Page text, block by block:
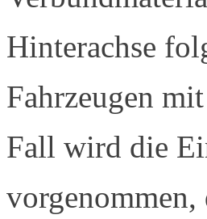
Hinterachse
Fahrzeugen
Fall wird die